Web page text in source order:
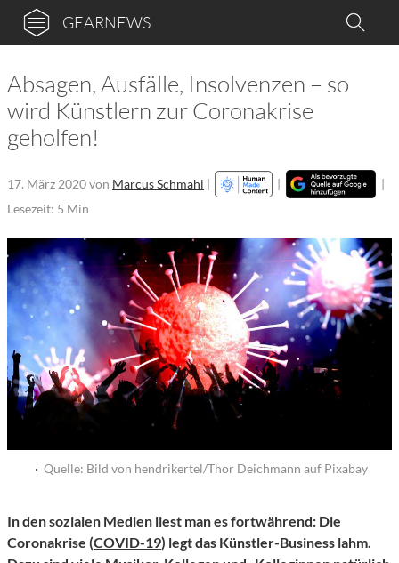
GEARNEWS
Absagen, Ausfälle, Insolvenzen – so
wird Künstlern zur Coronakrise
geholfen!
17. März 2020von Marcus Schmahl | |
|
Lesezeit: 5 Min
· Quelle: Bild von hendrikertel/Thor Deichmann auf Pixabay
In den sozialen Medien liest man es fortwährend: Die
Coronakrise (COVID-19) legt das Künstler-Business lahm.